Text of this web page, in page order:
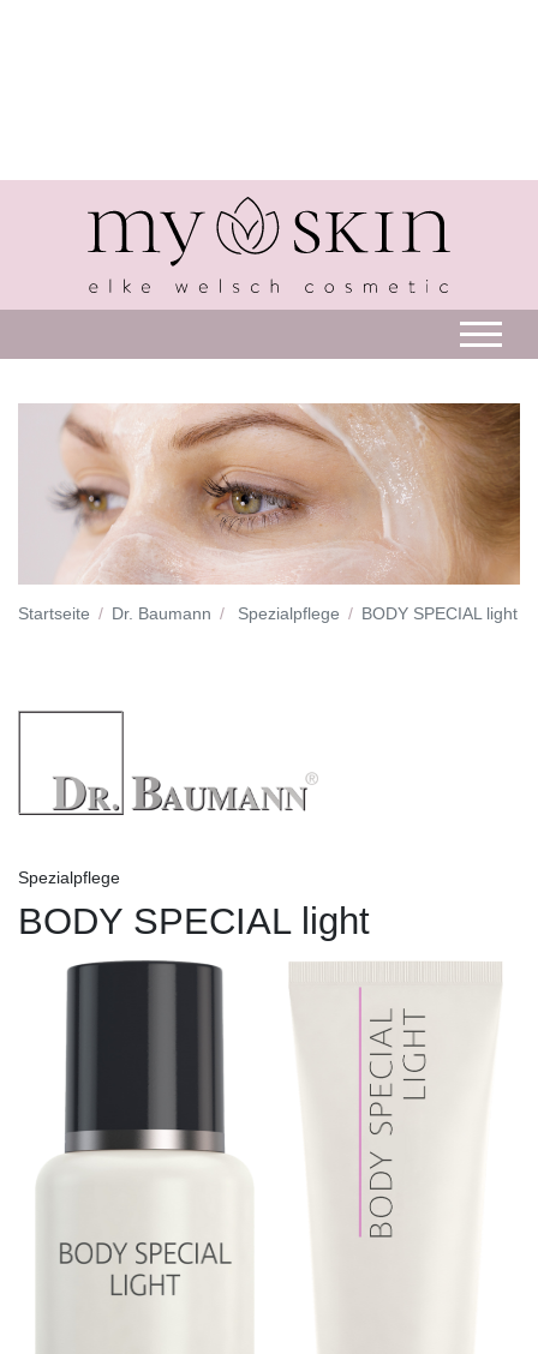
Startseite Dr. Baumann Spezialpflege BODY SPECIAL light
Spezialpflege
BODY SPECIAL light